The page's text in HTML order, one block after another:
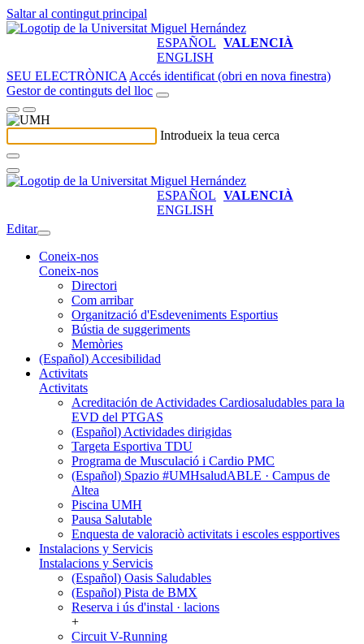
Saltar al contingut principal
ESPAÑOL VALENCIÀ
ENGLISH
SEU ELECTRÒNICA Accés identificat (obri en nova finestra)
Gestor de continguts del lloc
Introdueix la teua cerca
ESPAÑOL VALENCIÀ
ENGLISH
Editar
Coneix-nos
Coneix-nos
Directori
Com arribar
Organització d'Esdeveniments Esportius
Bústia de suggeriments
Memòries
(Español) Accesibilidad
Activitats
Activitats
Acreditación de Actividades Cardiosaludables para la
EVD del PTGAS
(Español) Actividades dirigidas
Targeta Esportiva TDU
Programa de Musculació i Cardio PMC
(Español) Spazio #UMHsaludABLE · Campus de
Altea
Piscina UMH
Pausa Salutable
Enquesta de valoraciò activitats i escoles espportives
Instalacions y Servicis
Instalacions y Servicis
(Español) Oasis Saludables
(Español) Pista de BMX
Reserva i ús d'instal · lacions
+
Circuit V-Running